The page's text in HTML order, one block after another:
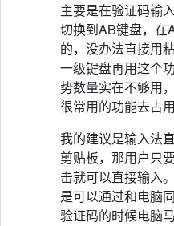
主要是在验证码输
切换到AB键盘，在
的，没办法直接用
一级键盘再用这个
势数量实在不够用
很常用的功能去占
我的建议是输入法
剪贴板，那用户只
击就可以直接输入
是可以通过和电脑
验证码的时候电脑